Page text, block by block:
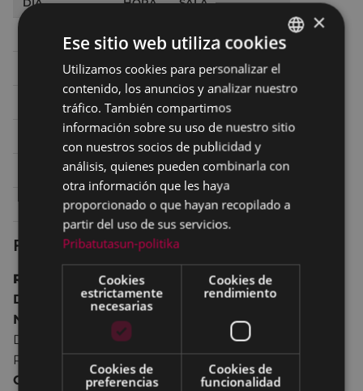
Sábado 29 SALA 1 ARETOA
Sábado 29 19:45 SALA 2 ARETOA
Sábado 29 22:30 SALA 2 ARETOA
Domingo 30 17:00 SALA 1 ARETOA
Domingo 30 20:00 SALA 2 ARETOA
Lunes 1 20:30 SALA 2 ARETOA
Ficha técnica
Reino Unido2016 89 min.
Drama.
No recomendada para menores de 16 años.
Director:
William Oldroyd
Reparto:Florence Pugh, Christopher Fairbank,
Cosmo Jarvis, Naomi Ackie, Bill Fellows, Ian
BASQUE
SPANISH
×
Ese sitio web utiliza cookies
Utilizamos cookies para personalizar el
contenido, los anuncios y analizar nuestro
tráfico. También compartimos
información sobre su uso de nuestro sitio
con nuestros socios de publicidad y
análisis, quienes pueden combinarla con
otra información que les haya
proporcionado o que hayan recopilado a
partir del uso de sus servicios.
Pribatutasun-politika
Cookies
estrictamente
necesarias
Cookies de
rendimiento
Cookies de
preferencias
Cookies de
funcionalidad